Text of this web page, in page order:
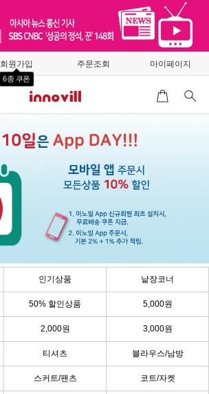
회원가입
6종 쿠폰
주문조회 마이페이지
인기상품 낱장코너
50% 할인상품 5,000원
2,000원 3,000원
티셔츠 블라우스/남방
스커트/팬츠 코트/자켓